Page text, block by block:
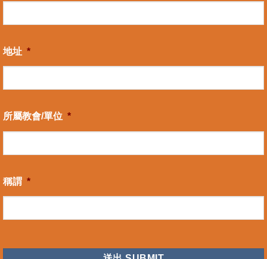
地址 *
所屬教會/單位 *
稱謂 *